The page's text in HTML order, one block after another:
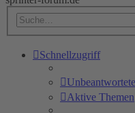
Schnellzugriff
Aktive Themen